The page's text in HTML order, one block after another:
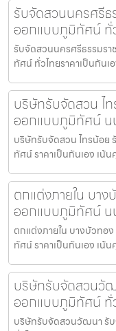
รับจัดสวนนครศรี
ออกแบบภูมิทัศน์ ทั่
รับจัดสวนนครศรีธรรมร
ทัศน์ ทั่วไทยราคาเป็นกัน
บริษัทรับจัดสวน ไ
ออกแบบภูมิทัศน์
บริษัทรับจัดสวน ไทรน้อ
ทัศน์ ราคาเป็นกันเอง เ
ตกแต่งภายใน บา
ออกแบบภูมิทัศน์
ตกแต่งภายใน บางบัวท
ทัศน์ ราคาเป็นกันเอง เ
บริษัทรับจัดสวนวั
ออกแบบภูมิทัศน์ ทั่
บริษัทรับจัดสวนวัฒนา รั